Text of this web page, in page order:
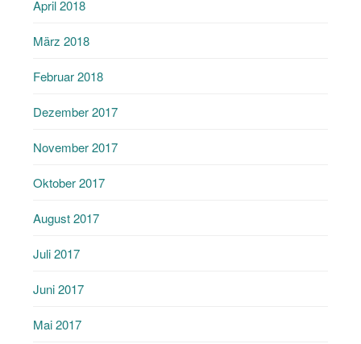
April 2018
März 2018
Februar 2018
Dezember 2017
November 2017
Oktober 2017
August 2017
Juli 2017
Juni 2017
Mai 2017